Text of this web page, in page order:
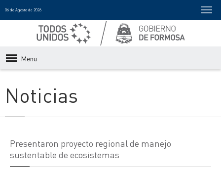
06 de Agosto de 2026
Menu
Noticias
Presentaron proyecto regional de manejo
sustentable de ecosistemas